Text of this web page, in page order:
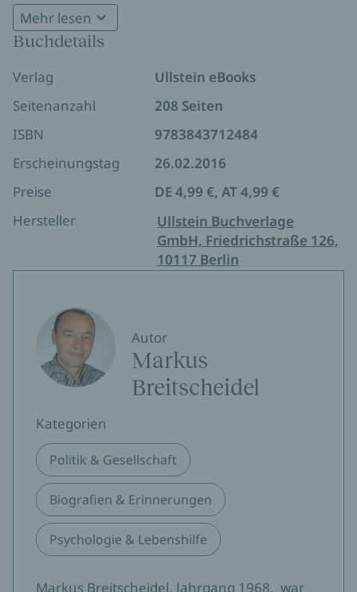
Gewaltexzesse seines Vaters hinwegsahen.
Bestsellerautor Markus Breitscheidel stößt mit
diesem sehr persönlichen Buch eine längst
überfällige gesellschaftliche Debatte über das
Tabuthema Gewalt in der Familie an.
Mehr lesen
Buchdetails
Verlag
Ullstein eBooks
Seitenanzahl
208 Seiten
ISBN
9783843712484
Erscheinungstag
26.02.2016
Preise
DE 4,99 €, AT 4,99 €
Hersteller
Ullstein Buchverlage
GmbH, Friedrichstraße 126,
10117 Berlin
Autor
Markus
Breitscheidel
Kategorien
Politik & Gesellschaft
Biografien & Erinnerungen
Psychologie & Lebenshilfe
Markus Breitscheidel, Jahrgang 1968, war